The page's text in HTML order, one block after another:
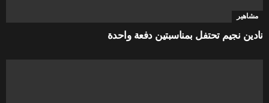
مشاهير
نادين نجيم تحتفل بمناسبتين دفعة واحدة